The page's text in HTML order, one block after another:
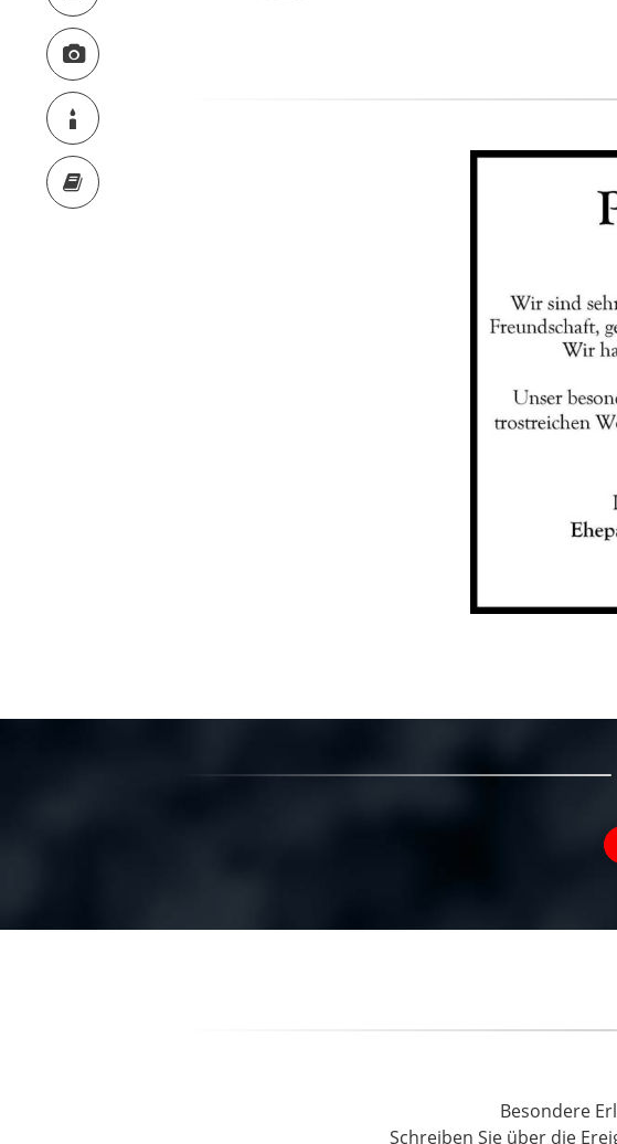
Besondere
Schreiben Sie über die